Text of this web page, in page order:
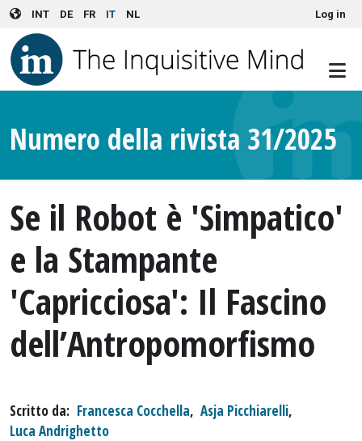
Skip to main content
INT DE FR IT NL User account menuLog in
Numero della rivista 31/2025
Se il Robot è 'Simpatico'
e la Stampante
'Capricciosa': Il Fascino
dell’Antropomorfismo
Scritto da Francesca Cocchella, Asja Picchiarelli,
Luca Andrighetto